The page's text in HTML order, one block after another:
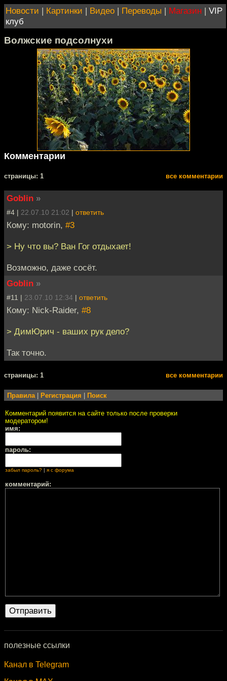
Новости | Картинки | Видео | Переводы | Магазин | VIP
клуб
Волжские подсолнухи
Комментарии
cтраницы: 1 все комментарии
Goblin »
#4 | 22.07.10 21:02 | ответить
Кому: motorin, #3
> Ну что вы? Ван Гог отдыхает!
Возможно, даже сосёт.
Goblin »
#11 | 23.07.10 12:34 | ответить
Кому: Nick-Raider, #8
> ДимЮрич - ваших рук дело?
Так точно.
cтраницы: 1 все комментарии
Правила Регистрация Поиск
Комментарий появится на сайте только после проверки
модератором!
имя:
пароль:
забыл пароль? | я с форума
комментарий:
полезные ссылки
Канал в Telegram